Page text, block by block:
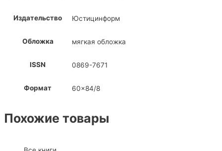
Издательство Юстицинформ
Обложка мягкая обложка
ISSN 0869-7671
Формат 60×84/8
Похожие товары